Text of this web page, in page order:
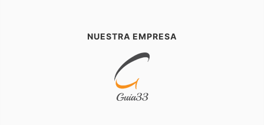
NUESTRA EMPRESA